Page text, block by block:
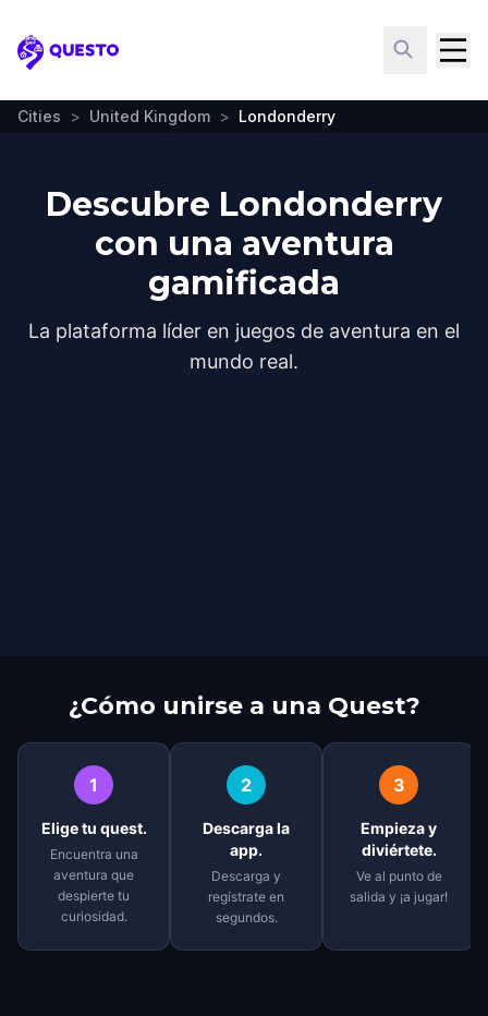
Questo
Cities > United Kingdom > Londonderry
Descubre Londonderry
con una aventura
gamificada
La plataforma líder en juegos de aventura en el
mundo real.
¿Cómo unirse a una Quest?
1
Elige tu quest.
Encuentra una
aventura que
despierte tu
curiosidad.
2
Descarga la
app.
Descarga y
regístrate en
segundos.
3
Empieza y
diviértete.
Ve al punto de
salida y ¡a jugar!